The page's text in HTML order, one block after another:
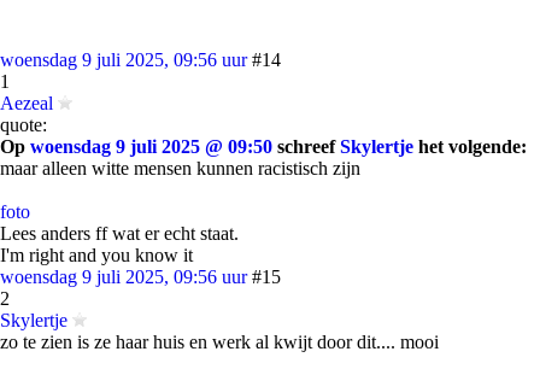
woensdag 9 juli 2025, 09:56 uur #14
1
Aezeal
quote:
Op woensdag 9 juli 2025 @ 09:50 schreefSkylertje het volgende:
maar alleen witte mensen kunnen racistisch zijn
foto
Lees anders ff wat er echt staat.
I'm right and you know it
woensdag 9 juli 2025, 09:56 uur #15
2
Skylertje
zo te zien is ze haar huis en werk al kwijt door dit.... mooi